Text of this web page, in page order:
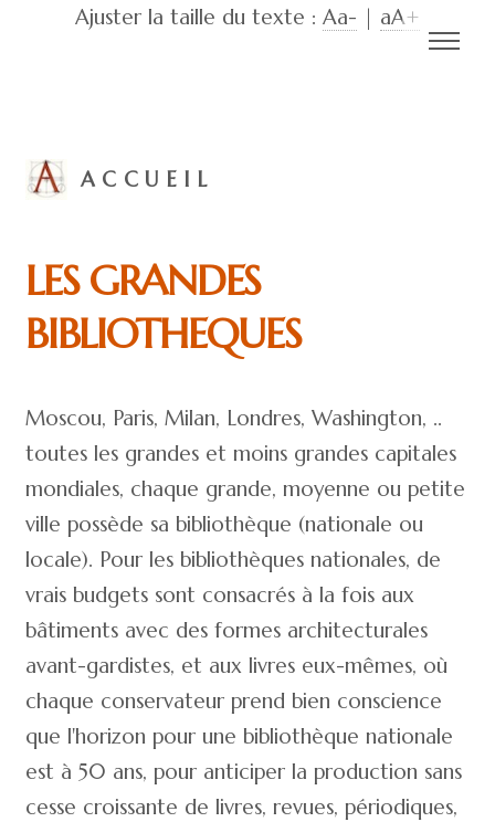
Ajuster la taille du texte : Aa- | aA+
ACCUEIL
LES GRANDES
BIBLIOTHEQUES
Moscou, Paris, Milan, Londres, Washington, ..
toutes les grandes et moins grandes capitales
mondiales, chaque grande, moyenne ou petite
ville possède sa bibliothèque (nationale ou
locale). Pour les bibliothèques nationales, de
vrais budgets sont consacrés à la fois aux
bâtiments avec des formes architecturales
avant-gardistes, et aux livres eux-mêmes, où
chaque conservateur prend bien conscience
que l'horizon pour une bibliothèque nationale
est à 50 ans, pour anticiper la production sans
cesse croissante de livres, revues, périodiques,